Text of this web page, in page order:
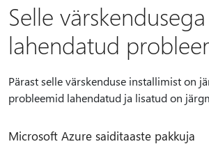
Selle värskendusega
lahendatud
Pärast selle värskenduse installimist on
probleemid lahendatud ja lisatud on
Microsoft Azure saiditaaste pakkuja